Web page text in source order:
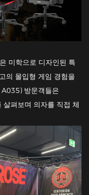
미학으로 디자인된 특
의 몰입형 게임 경험을
방문객들은
펴보며 의자를 직접 체